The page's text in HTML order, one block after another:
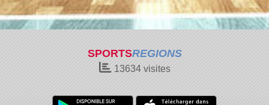
SPORTSREGIONS
13634visites